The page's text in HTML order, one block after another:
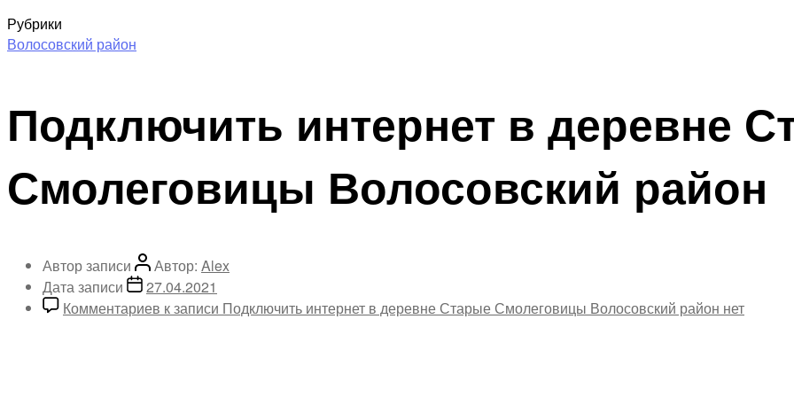
Рубрики
Волосовский район
Подключить интернет в деревне
Смолеговицы Волосовский район
Автор записи Автор: Alex
Дата записи
27.04.2021
Комментариев к записи Подключить интернет в деревне Старые Смолеговицы Волосовский район нет